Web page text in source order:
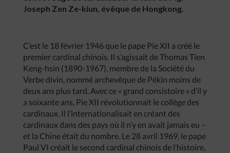
Joseph Zen Ze-kiun, évêque de Hongkong.
C’est le 18 février 1946 que le pape Pie XII a créé le
premier cardinal chinois. Il s’agissait de Thomas Tien
Keng-hsin (1890-1967), membre de la Société du
Verbe divin, nommé archevêque de Pékin moins de
deux ans plus tard. Avec ce « grand consistoire » d’il y
a soixante ans, Pie XII révolutionnait le collège des
cardinaux. Il l’internationalisait en créant des
cardinaux dans des pays où il n’y en avait jamais eu –
et la Chine était du nombre. Le 28 avril 1969, le pape
Paul VI créait le second cardinal chinois de l’histoire,